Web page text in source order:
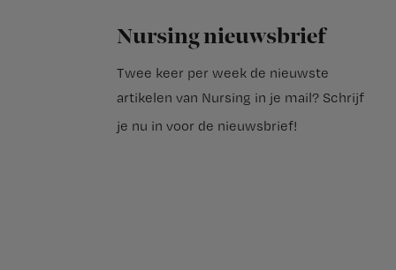
Nursing nieuwsbrief
Twee keer per week de nieuwste
artikelen van Nursing in je mail? Schrijf
je nu in voor de nieuwsbrief!